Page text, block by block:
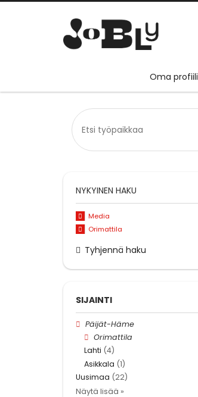
Oma profiili
NYKYINEN HAKU
Media
Orimattila
Tyhjennä haku
SIJAINTI
Päijät-Häme
Orimattila
Lahti (4)
Asikkala (1)
Uusimaa (22)
Näytä lisää »